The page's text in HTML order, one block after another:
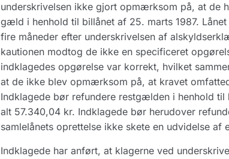
underskrivelsen ikke gjort opmærksom på, at de
gæld i henhold til billånet af 25. marts 1987.
fire måneder efter underskrivelsen af
kautionen modtog de ikke en specificeret
indklagedes opgørelse var korrekt, hvilket
at de ikke blev opmærksom på, at kravet
Indklagede bør refundere restgælden i henhold
alt 57.340,04 kr. Indklagede bør herudover
samlelånets oprettelse ikke skete en udvidelse af
Indklagede har anført, at klagerne ved